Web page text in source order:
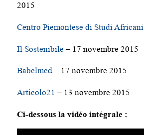
2015
Centro Piemontese di Studi Africani
Il Sostenibile – 17 novembre 2015
Babelmed– 17 novembre 2015
Articolo21 – 13 novembre 2015
Ci-dessous la vidéo intégrale :